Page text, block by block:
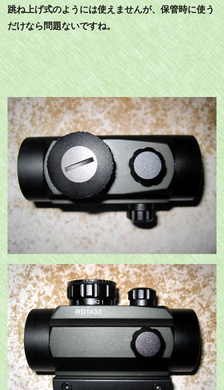
跳ね上げ式のようには使えませんが、保管時に使う
だけなら問題ないですね。